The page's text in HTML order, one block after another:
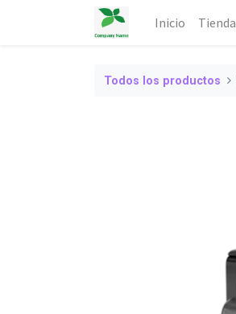
Inicio Tienda
Todos los productos